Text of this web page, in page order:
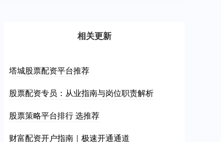
相关更新
塔城股票配资平台推荐
股票配资专员：从业指南与岗位职责解析
股票策略平台排行 选推荐
财富配资开户指南｜极速开通通道